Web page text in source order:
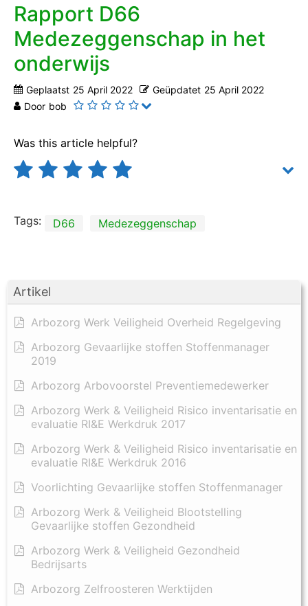
Artikel
Arbozorg Werk Veiligheid Overheid Regelgeving
Arbozorg Gevaarlijke stoffen Stoffenmanager
2019
Arbozorg Arbovoorstel Preventiemedewerker
Arbozorg Werk & Veiligheid Risico inventarisatie en
evaluatie RI&E Werkdruk 2017
Arbozorg Werk & Veiligheid Risico inventarisatie en
evaluatie RI&E Werkdruk 2016
Voorlichting Gevaarlijke stoffen Stoffenmanager
Arbozorg Werk & Veiligheid Blootstelling
Gevaarlijke stoffen Gezondheid
Arbozorg Werk & Veiligheid Gezondheid
Bedrijsarts
Arbozorg Zelfroosteren Werktijden
Rapport D66
Medezeggenschap in het
onderwijs
Geplaatst 25 April 2022 Geüpdatet 25 April 2022
Door bob
Was this article helpful?
Tags: D66 Medezeggenschap